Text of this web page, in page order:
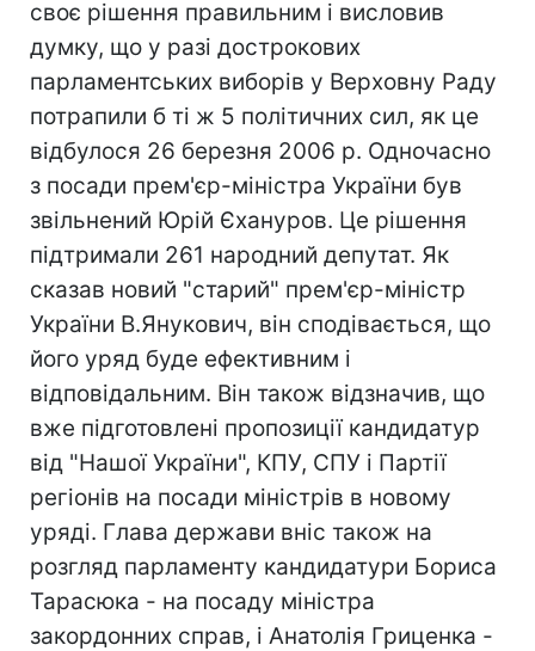
своє рішення правильним і висловив
думку, що у разі дострокових
парламентських виборів у Верховну Раду
потрапили б ті ж 5 політичних сил, як це
відбулося 26 березня 2006 р. Одночасно
з посади прем'єр-міністра України був
звільнений Юрій Єхануров. Це рішення
підтримали 261 народний депутат. Як
сказав новий "старий" прем'єр-міністр
України В.Янукович, він сподівається, що
його уряд буде ефективним і
відповідальним. Він також відзначив, що
вже підготовлені пропозиції кандидатур
від "Нашої України", КПУ, СПУ і Партії
регіонів на посади міністрів в новому
уряді. Глава держави вніс також на
розгляд парламенту кандидатури Бориса
Тарасюка - на посаду міністра
закордонних справ, і Анатолія Гриценка -